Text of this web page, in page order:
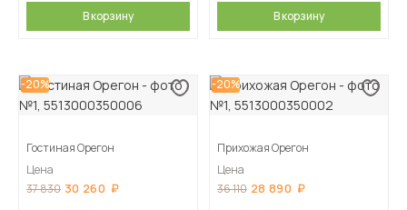
В корзину В корзину
-20%
Гостиная Орегон
Цена
37 830 30 260
-20%
Прихожая Орегон
Цена
36 110 28 890